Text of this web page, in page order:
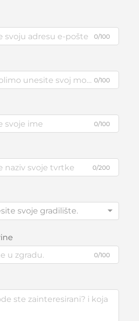
0/100
0/100
0/100
0/200
svoje gradilište.
0/100